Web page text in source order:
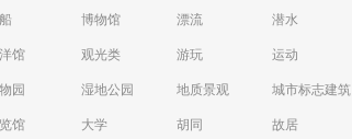
博物馆 漂流 潜水
馆 观光类 游玩 运动
园 湿地公园 地质景观 城市标志建筑
馆 大学 胡同 故居